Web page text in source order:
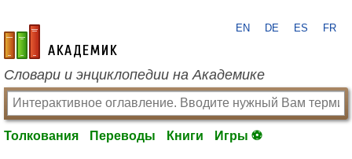
academic.ru
EN DE ES FR
Словари и энциклопедии на Академике
Толкования Переводы Книги Игры ⚽